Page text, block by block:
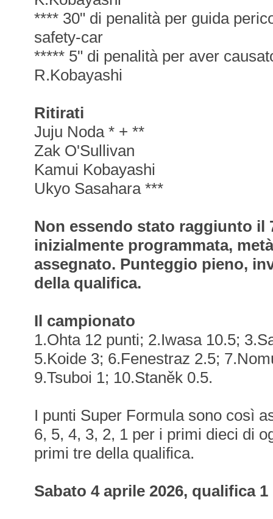
**** 30" di penalità per guida
safety-car
***** 5" di penalità per aver
R.Kobayashi
Ritirati
Juju Noda * + **
Zak O'Sullivan
Kamui Kobayashi
Ukyo Sasahara ***
Non essendo stato raggiunto il
inizialmente programmata,
assegnato. Punteggio pieno,
della qualifica.
Il campionato
1.Ohta 12 punti; 2.Iwasa 10.5;
5.Koide 3; 6.Fenestraz 2.5;
9.Tsuboi 1; 10.Staněk 0.5.
I punti Super Formula sono così
6, 5, 4, 3, 2, 1 per i primi dieci di
primi tre della qualifica.
Sabato 4 aprile 2026, qualifica 1